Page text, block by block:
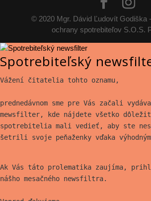
© 2020 Mgr. Dávid Ľudovít Godiška
ochrany spotrebiteľov S.O.S.
Spotrebiteľský
Vážení čitatelia tohto oznamu,
prednedávnom sme pre Vás začali
mewsfilter, kde nájdete všetko
spotrebitelia mali vedieť, aby ste
šetrili svoje peňaženky vďaka
Ak Vás táto prolematika zaujíma,
nášho mesačného newsfiltra.